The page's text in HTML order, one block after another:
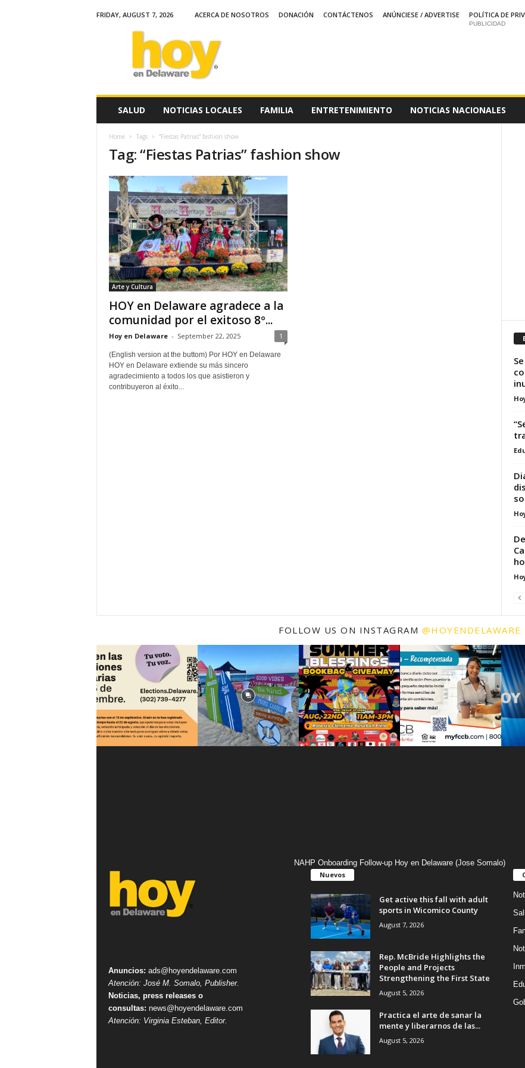
FRIDAY, AUGUST 7, 2026 ACERCA DE NOSOTROS DONACIÓN CONTÁCTENOS ANÚNCIESE / ADVERTISE
POLÍTICA DE
PUBLICIDAD
SALUD NOTICIAS LOCALES FAMILIA ENTRETENIMIENTO NOTICIAS NACIONALES
Home Tags “Fiestas Patrias” fashion show
Tag: “Fiestas Patrias” fashion show
Arte y Cultura
HOY en Delaware agradece a la
comunidad por el exitoso 8º...
Hoy en Delaware - September 22, 2025 1
(English version at the buttom) Por HOY en Delaware
HOY en Delaware extiende su más sincero
agradecimiento a todos los que asistieron y
contribuyeron al éxito...
FOLLOW US ON INSTAGRAM @HOYENDELAWARE
NAHP Onboarding Follow-up Hoy en Delaware (Jose Somalo)
Anuncios: ads@hoyendelaware.com
Atención: José M. Somalo, Publisher.
Noticias, press releases o
consultas: news@hoyendelaware.com
Atención: Virginia Esteban, Editor.
Nuevos
Get active this fall with adult
sports in Wicomico County
August 7, 2026
Rep. McBride Highlights the
People and Projects
Strengthening the First State
August 5, 2026
Practica el arte de sanar la
mente y liberarnos de las...
August 5, 2026